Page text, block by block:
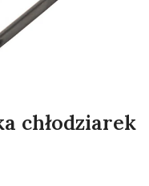
chłodziarek